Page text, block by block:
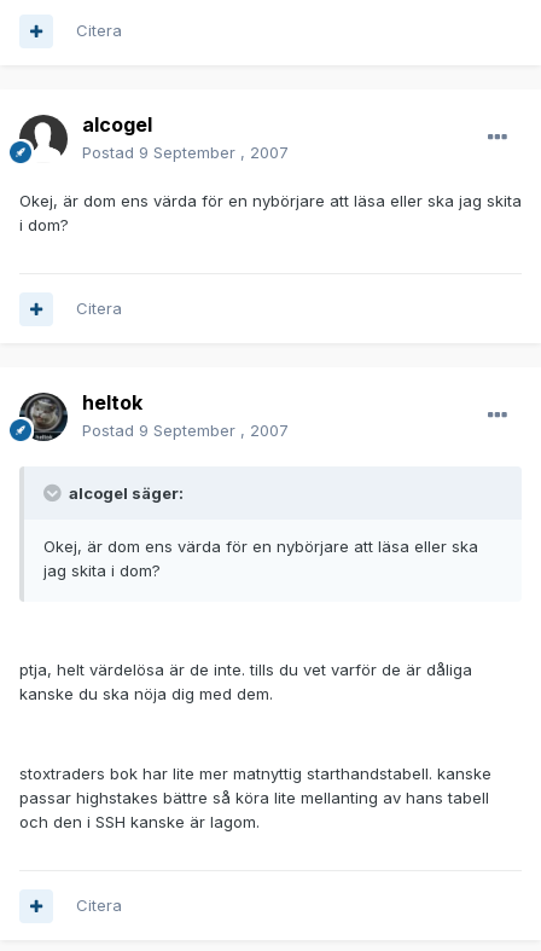
Citera
alcogel
Postad 9 September , 2007
Okej, är dom ens värda för en nybörjare att läsa eller ska jag skita
i dom?
Citera
heltok
Postad 9 September , 2007
alcogel säger:
Okej, är dom ens värda för en nybörjare att läsa eller ska
jag skita i dom?
ptja, helt värdelösa är de inte. tills du vet varför de är dåliga
kanske du ska nöja dig med dem.
stoxtraders bok har lite mer matnyttig starthandstabell. kanske
passar highstakes bättre så köra lite mellanting av hans tabell
och den i SSH kanske är lagom.
Citera